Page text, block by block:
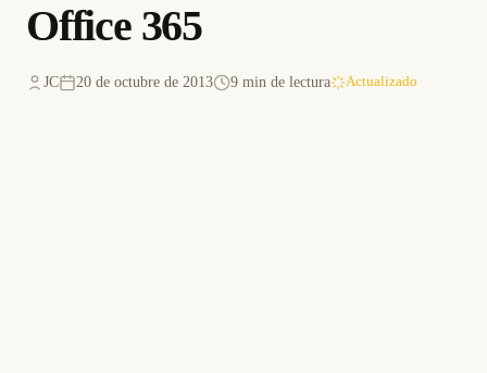
Office 365
JC 20 de octubre de 2013 9 min de lectura Actualizado